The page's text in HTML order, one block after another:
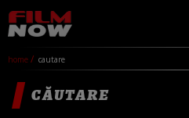
home cautare
CĂUTARE